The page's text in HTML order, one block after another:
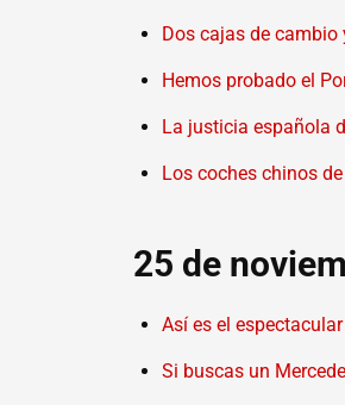
Dos cajas de cambio
Hemos probado el
La justicia española
Los coches chinos
25 de
Así es el
Si buscas un